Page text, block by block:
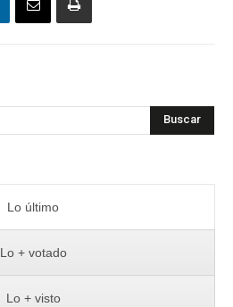
Buscar
Lo último
Lo + votado
Lo + visto